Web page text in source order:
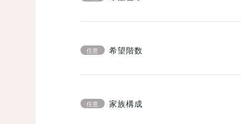
任意 希望階数
任意 家族構成